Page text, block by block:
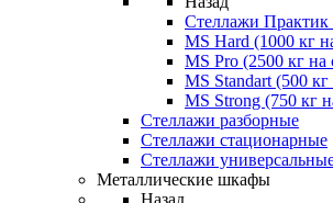
Стеллажи Практик
MS Hard (1000 кг
MS Pro (2500 кг
MS Standart (500
MS Strong (750 кг
Стеллажи разборные
Стеллажи стационарные
Стеллажи
Металлические шкафы
Назад